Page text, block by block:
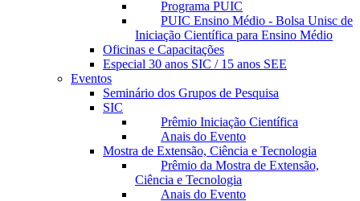
Programa PUIC
PUIC Ensino Médio - Bolsa Unisc de
Iniciação Científica para Ensino Médio
Oficinas e Capacitações
Especial 30 anos SIC / 15 anos SEE
Eventos
Seminário dos Grupos de Pesquisa
SIC
Prêmio Iniciação Científica
Anais do Evento
Mostra de Extensão, Ciência e Tecnologia
Prêmio da Mostra de Extensão,
Ciência e Tecnologia
Anais do Evento